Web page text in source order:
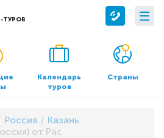
ТУРОВ
О компании
О нас
Контакты
Документы и реквизиты
Календарь
туров
Страны
Россия
Казань
от Pac